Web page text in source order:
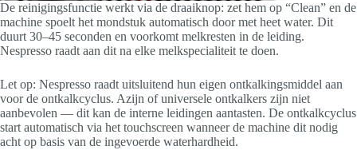
De reinigingsfunctie werkt via de draaiknop: zet hem op “Clean” en de
machine spoelt het mondstuk automatisch door met heet water. Dit
duurt 30–45 seconden en voorkomt melkresten in de leiding.
Nespresso raadt aan dit na elke melkspecialiteit te doen.
Let op: Nespresso raadt uitsluitend hun eigen ontkalkingsmiddel aan
voor de ontkalkcyclus. Azijn of universele ontkalkers zijn niet
aanbevolen — dit kan de interne leidingen aantasten. De ontkalkcyclus
start automatisch via het touchscreen wanneer de machine dit nodig
acht op basis van de ingevoerde waterhardheid.